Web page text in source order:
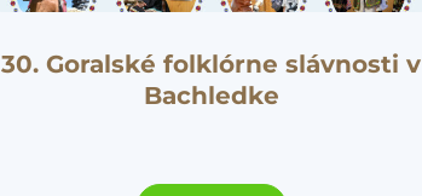
30. Goralské folklórne slávnosti v
Bachledke